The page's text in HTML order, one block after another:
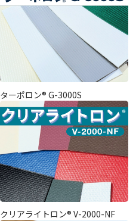
ターポロン® G-3000S
クリアライトロン® V-2000-NF